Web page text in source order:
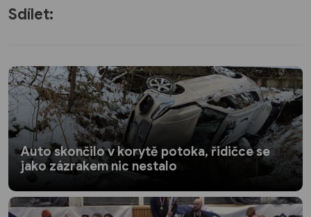
Sdílet:
Auto skončilo v korytě potoka, řidičce se
jako zázrakem nic nestalo